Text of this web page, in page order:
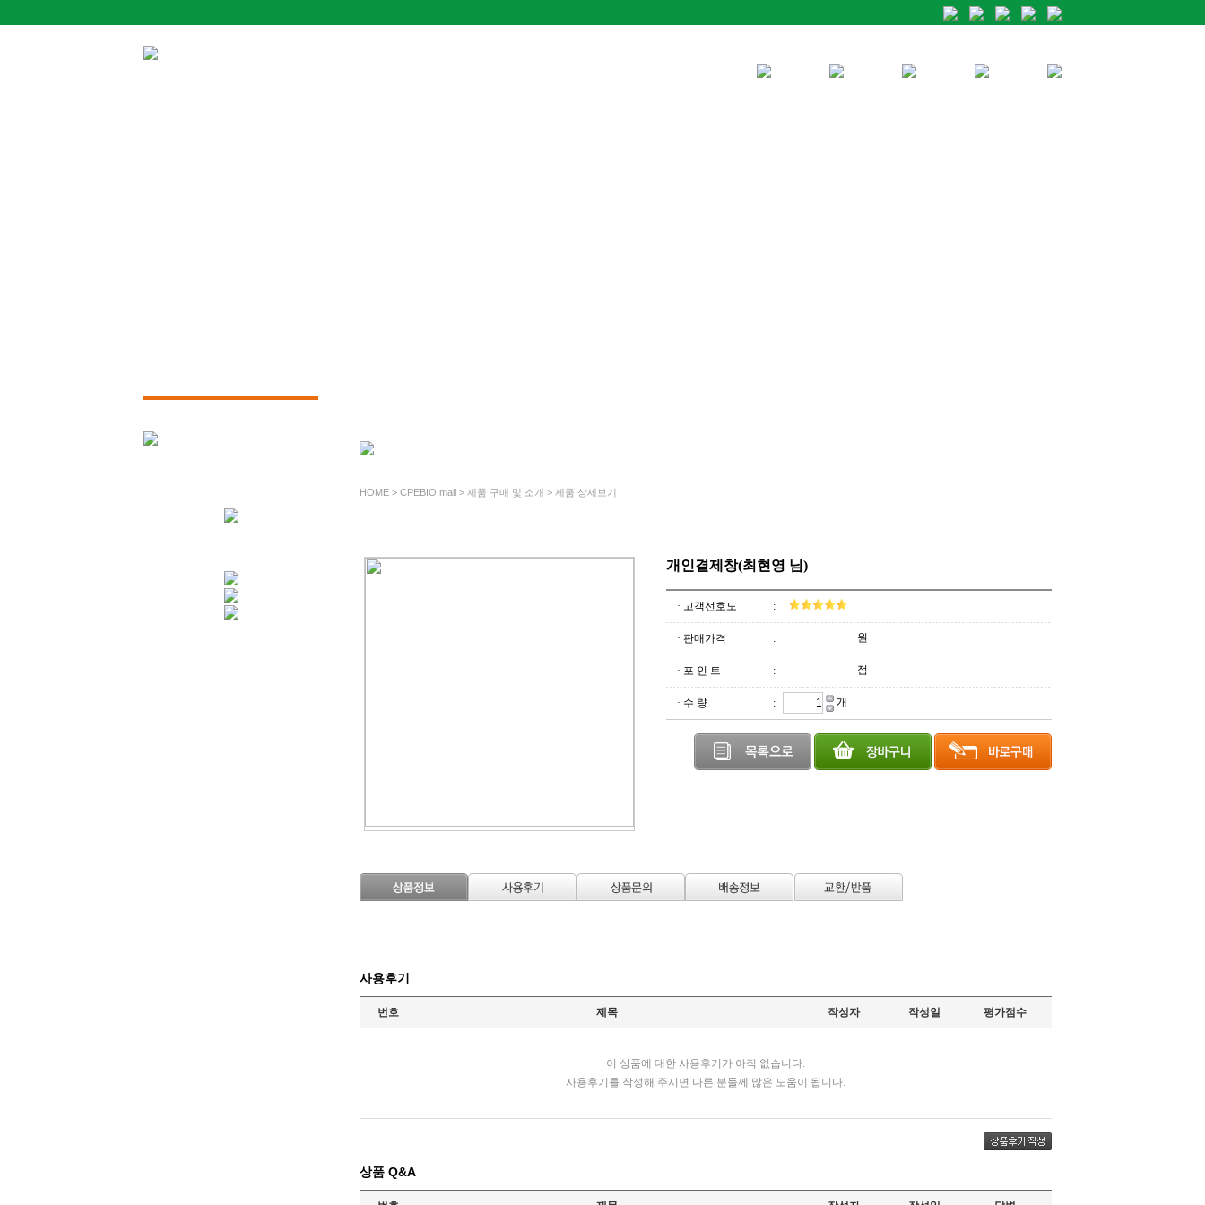
HOME > CPEBIO mall > 제품 구매 및 소개 > 제품 상세보기
개인결제창(최현영 님)
· 고객선호도 :
· 판매가격 : 원
· 포 인 트 : 점
· 수 량 : 개
사용후기
번호 제목 작성자 작성일 평가점수
이 상품에 대한 사용후기가 아직 없습니다.
사용후기를 작성해 주시면 다른 분들께 많은 도움이 됩니다.
상품 Q&A